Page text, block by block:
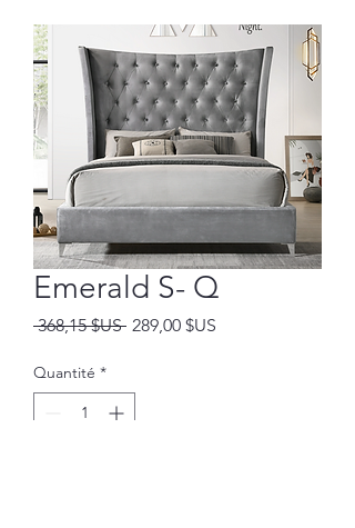
Emerald S- Q
368,15 $US Prix
289,00 $US
Quantité *